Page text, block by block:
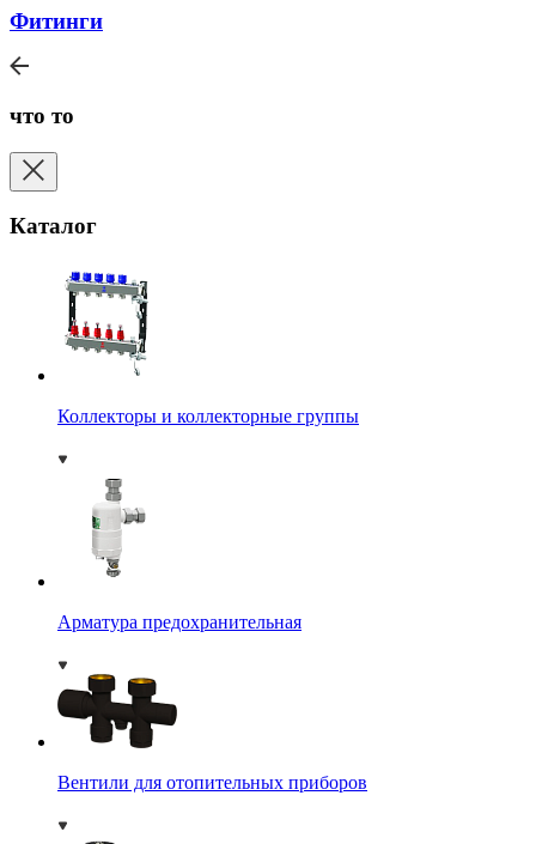
Фитинги
что то
Каталог
Коллекторы и коллекторные группы
Арматура предохранительная
Вентили для отопительных приборов